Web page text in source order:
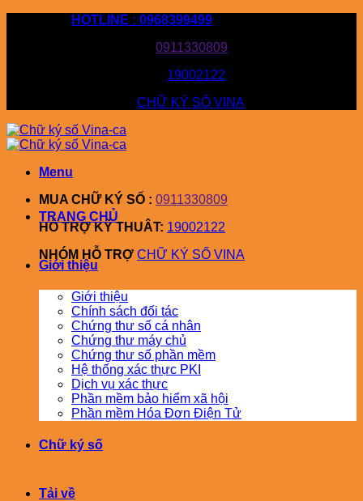
HOTLINE : 0968399499
0911330809
19002122
CHỮ KÝ SỐ VINA
Menu
MUA CHỮ KÝ SỐ : 0911330809
HỖ TRỢ KỸ THUÂT: 19002122
NHÓM HỖ TRỢ CHỮ KÝ SỐ VINA
TRANG CHỦ
Giới thiệu
Giới thiệu
Chính sách đối tác
Chứng thư số cá nhân
Chứng thư máy chủ
Chứng thư số phần mềm
Hệ thống xác thực PKI
Dịch vụ xác thực
Phần mềm bảo hiểm xã hội
Phần mềm Hóa Đơn Điện Tử
Chữ ký số
Tải về